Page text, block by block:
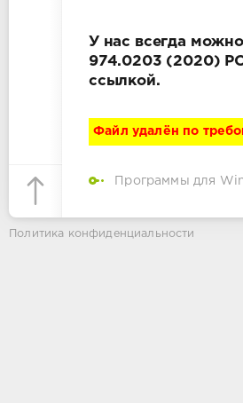
У нас всегда
974.0203 (2020)
ссылкой.
Файл удалён по
Программы для
Политика конфиденциальности